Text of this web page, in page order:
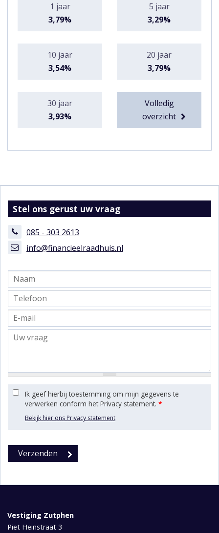
1 jaar
3,79%
5 jaar
3,29%
10 jaar
3,54%
20 jaar
3,79%
30 jaar
3,93%
Volledig
overzicht
Stel ons gerust uw vraag
085 - 303 2613
info@financieelraadhuis.nl
Ik geef hierbij toestemming om mijn gegevens te
verwerken conform het Privacy statement. *
Bekijk hier ons Privacy statement
Vestiging Zutphen
Piet Heinstraat 3